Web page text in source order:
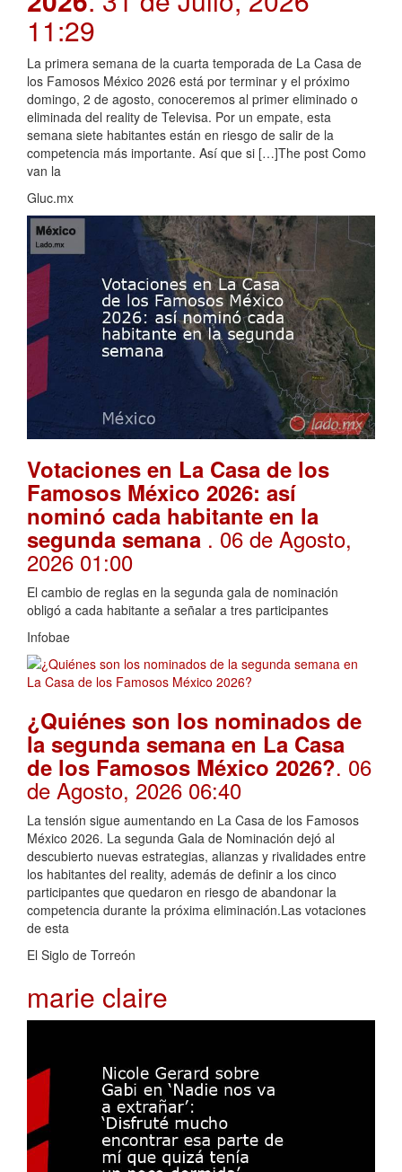
11:29
La primera semana de la cuarta temporada de La Casa de
los Famosos México 2026 está por terminar y el próximo
domingo, 2 de agosto, conoceremos al primer eliminado o
eliminada del reality de Televisa. Por un empate, esta
semana siete habitantes están en riesgo de salir de la
competencia más importante. Así que si […]The post Como
van la
Gluc.mx
Votaciones en La Casa de los
Famosos México 2026: así
nominó cada habitante en la
segunda semana . 06 de Agosto,
2026 01:00
El cambio de reglas en la segunda gala de nominación
obligó a cada habitante a señalar a tres participantes
Infobae
¿Quiénes son los nominados de
la segunda semana en La Casa
de los Famosos México 2026?. 06
de Agosto, 2026 06:40
La tensión sigue aumentando en La Casa de los Famosos
México 2026. La segunda Gala de Nominación dejó al
descubierto nuevas estrategias, alianzas y rivalidades entre
los habitantes del reality, además de definir a los cinco
participantes que quedaron en riesgo de abandonar la
competencia durante la próxima eliminación.Las votaciones
de esta
El Siglo de Torreón
marie claire